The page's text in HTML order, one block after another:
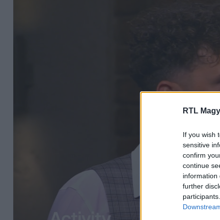
RTL
If you wish
sensitive
confirm
continue
information
further